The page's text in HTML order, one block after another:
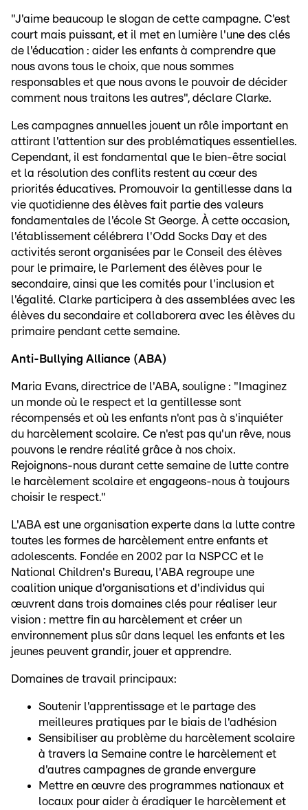
"J'aime beaucoup le slogan de cette campagne. C'est
court mais puissant, et il met en lumière l'une des clés
de l'éducation : aider les enfants à comprendre que
nous avons tous le choix, que nous sommes
responsables et que nous avons le pouvoir de décider
comment nous traitons les autres", déclare Clarke.
Les campagnes annuelles jouent un rôle important en
attirant l'attention sur des problématiques essentielles.
Cependant, il est fondamental que le bien-être social
et la résolution des conflits restent au cœur des
priorités éducatives. Promouvoir la gentillesse dans la
vie quotidienne des élèves fait partie des valeurs
fondamentales de l'école St George. À cette occasion,
l'établissement célébrera l'Odd Socks Day et des
activités seront organisées par le Conseil des élèves
pour le primaire, le Parlement des élèves pour le
secondaire, ainsi que les comités pour l'inclusion et
l'égalité. Clarke participera à des assemblées avec les
élèves du secondaire et collaborera avec les élèves du
primaire pendant cette semaine.
Anti-Bullying Alliance (ABA)
Maria Evans, directrice de l'ABA, souligne : "Imaginez
un monde où le respect et la gentillesse sont
récompensés et où les enfants n'ont pas à s'inquiéter
du harcèlement scolaire. Ce n'est pas qu'un rêve, nous
pouvons le rendre réalité grâce à nos choix.
Rejoignons-nous durant cette semaine de lutte contre
le harcèlement scolaire et engageons-nous à toujours
choisir le respect."
L'ABA est une organisation experte dans la lutte contre
toutes les formes de harcèlement entre enfants et
adolescents. Fondée en 2002 par la NSPCC et le
National Children's Bureau, l'ABA regroupe une
coalition unique d'organisations et d'individus qui
œuvrent dans trois domaines clés pour réaliser leur
vision : mettre fin au harcèlement et créer un
environnement plus sûr dans lequel les enfants et les
jeunes peuvent grandir, jouer et apprendre.
Domaines de travail principaux:
Soutenir l'apprentissage et le partage des
meilleures pratiques par le biais de l'adhésion
Sensibiliser au problème du harcèlement scolaire
à travers la Semaine contre le harcèlement et
d'autres campagnes de grande envergure
Mettre en œuvre des programmes nationaux et
locaux pour aider à éradiquer le harcèlement et